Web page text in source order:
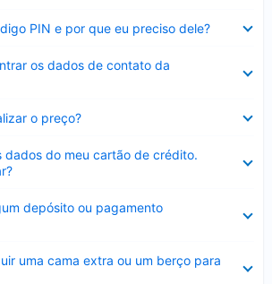
PIN e por que eu preciso dele?
os dados de contato da
o preço?
dados do meu cartão de crédito.
depósito ou pagamento
uma cama extra ou um berço para